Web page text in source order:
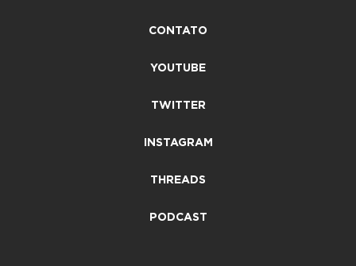
CONTATO
YOUTUBE
TWITTER
INSTAGRAM
THREADS
PODCAST